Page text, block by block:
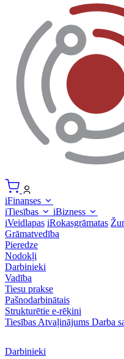
iFinanses
iTiesības
iBizness
iVeidlapas iRokasgrāmatas
Grāmatvedība
Pieredze
Nodokļi
Darbinieki
Vadība
Tiesu prakse
Pašnodarbinātais
Strukturētie e-rēķini
Tiesības Atvaļinājums Darba
Darbinieki